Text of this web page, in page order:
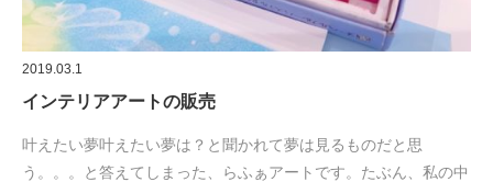
2019.03.1
インテリアアートの販売
叶えたい夢叶えたい夢は？と聞かれて夢は見るものだと思
う。。。と答えてしまった、らふぁアートです。たぶん、私の中